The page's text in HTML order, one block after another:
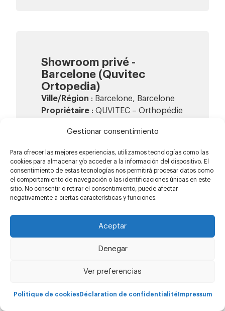
Gestionar consentimiento
Para ofrecer las mejores experiencias, utilizamos tecnologías como las
cookies para almacenar y/o acceder a la información del dispositivo. El
consentimiento de estas tecnologías nos permitirá procesar datos como
el comportamiento de navegación o las identificaciones únicas en este
sitio. No consentir o retirar el consentimiento, puede afectar
negativamente a ciertas características y funciones.
Aceptar
Denegar
Ver preferencias
Politique de cookiesDéclaration de confidentialité Impressum
Showroom privé -
Barcelone (Quvitec
Ortopedia)
Ville/Région : Barcelone, Barcelone
Propriétaire : QUVITEC – Orthopédie
orthopédique
Adresse: Carrer Gran de Sant
Andreu, 505, 08030 Barcelone
Cliquez pour accepter les cookies
marketing et activer ce contenu